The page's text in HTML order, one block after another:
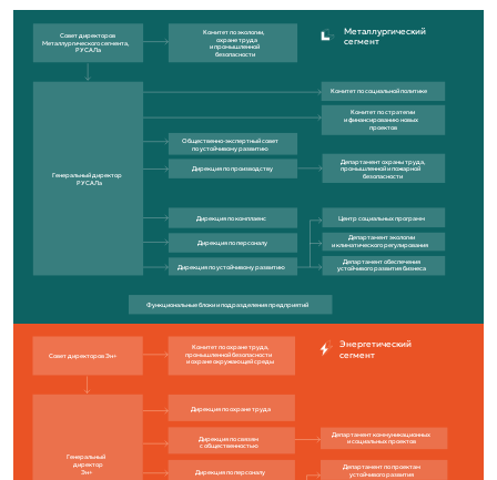
Металлургический
сегмент
Комитет по экологии,
охране труда
и промышленной
безопасности
Совет директоров
Металлургического сегмента,
РУСАЛа
Генеральный директор
РУСАЛа
Комитет по социальной политике
Комитет по стратегии
и финансированию новых
проектов
Департамент охраны труда,
промышленной и пожарной
безопасности
Центр социальных программ
Департамент экологии
и климатического регулирования
Департамент обеспечения
устойчивого развития бизнеса
Общественно-экспертный совет
по устойчивому развитию
Дирекция по производству
Дирекция по комплаенс
Дирекция по персоналу
Дирекция по устойчивому развитию
Функциональные блоки и подразделения предприятий
Энергетический
сегмент
Комитет по охране труда,
промышленной безопасности
и охране окружающей среды
Совет директоров Эн+
Дирекция по охране труда
Дирекция по связям
с общественностью
Дирекция по персоналу
Генеральный
директор
Эн+
Департамент коммуникационных
и социальных проектов
Департамент по проектам
устойчивого развития